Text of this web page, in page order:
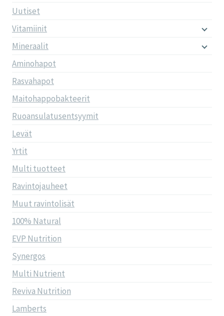
Uutiset
Vitamiinit
Mineraalit
Aminohapot
Rasvahapot
Maitohappobakteerit
Ruoansulatusentsyymit
Levät
Yrtit
Multi tuotteet
Ravintojauheet
Muut ravintolisät
100% Natural
EVP Nutrition
Synergos
Multi Nutrient
Reviva Nutrition
Lamberts